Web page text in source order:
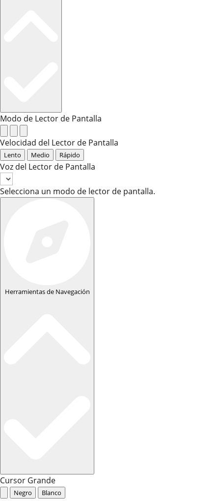
Modo de Lector de Pantalla
Velocidad del Lector de Pantalla
Lento Medio Rápido
Voz del Lector de Pantalla
Selecciona un modo de lector de pantalla.
Herramientas de Navegación
Cursor Grande
Negro Blanco